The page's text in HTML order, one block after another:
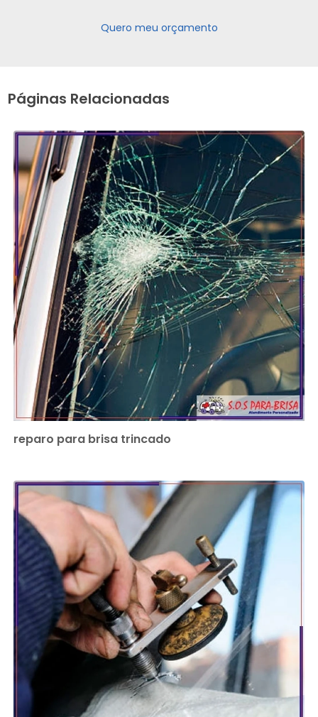
Quero meu orçamento
Páginas Relacionadas
reparo para brisa trincado